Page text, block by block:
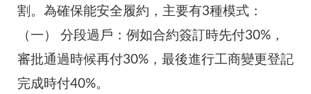
割。為確保能安全履約，主要有3種模式：
（一）
分段過戶：例如合約簽訂時先付30%，
審批通過時候再付30%，最後進行工商變更登記
完成時付40%。